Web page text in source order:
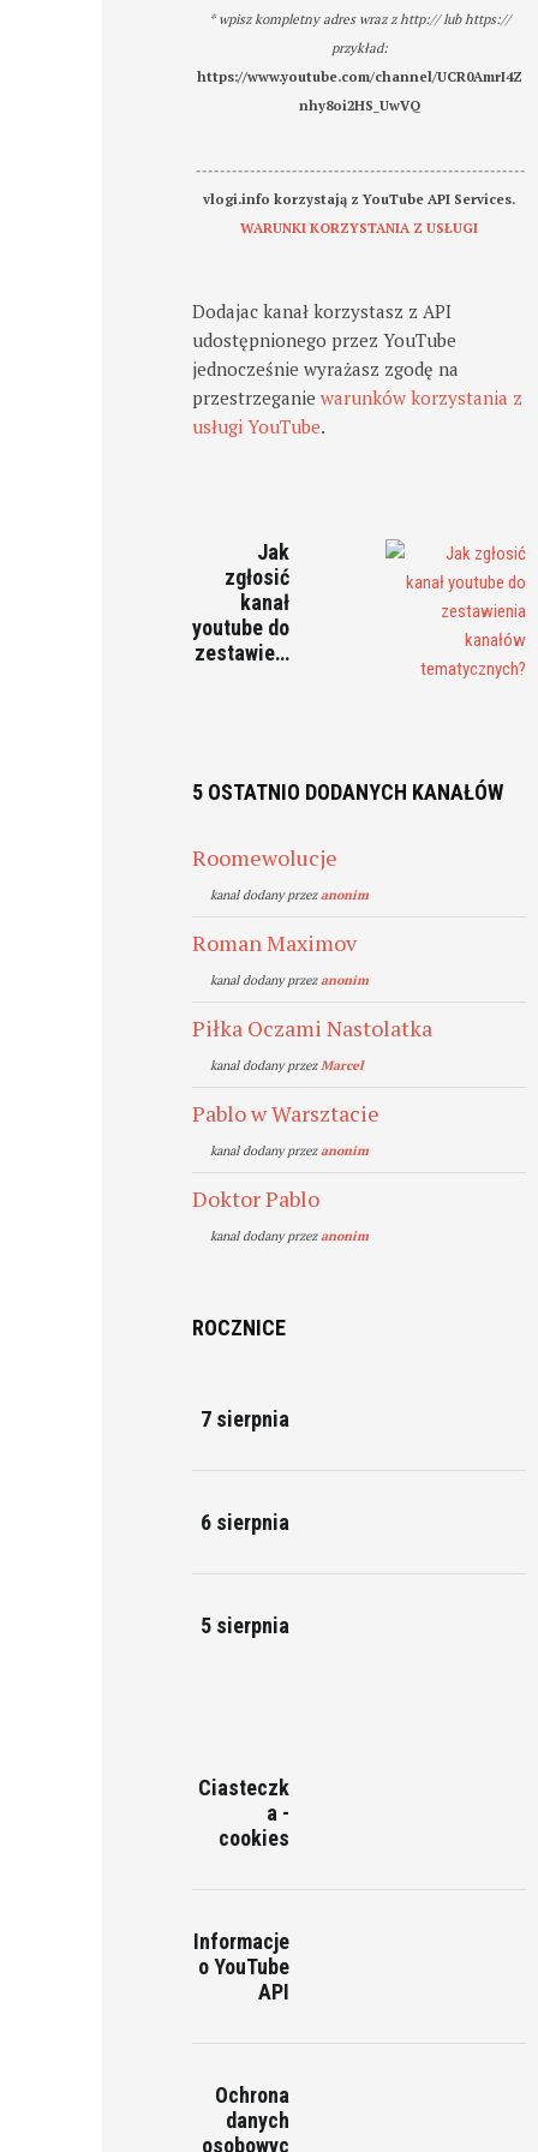
* wpisz kompletny adres wraz z http:// lub https://
przykład:
https://www.youtube.com/channel/UCR0AmrI4Z
nhy8oi2HS_UwVQ
-------------------------------------------------------
vlogi.info korzystają z YouTube API Services.
WARUNKI KORZYSTANIA Z USŁUGI
Dodajac kanał korzystasz z API
udostępnionego przez YouTube
jednocześnie wyrażasz zgodę na
przestrzeganiewarunków korzystania z
usługi YouTube.
Jak
zgłosić
kanał
youtube do
zestawie…
5 OSTATNIO DODANYCH KANAŁÓW
Roomewolucje
kanal dodany przezanonim
Roman Maximov
kanal dodany przezanonim
Piłka Oczami Nastolatka
kanal dodany przezMarcel
Pablo w Warsztacie
kanal dodany przezanonim
Doktor Pablo
kanal dodany przezanonim
ROCZNICE
7 sierpnia
6 sierpnia
5 sierpnia
Ciasteczk
a -
cookies
Informacje
o YouTube
API
Ochrona
danych
osobowyc